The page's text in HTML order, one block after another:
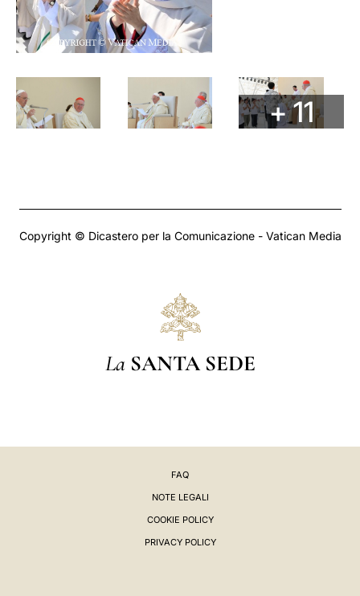
+ 11
Copyright © Dicastero per la Comunicazione - Vatican Media
La SANTA SEDE
FAQ
NOTE LEGALI
COOKIE POLICY
PRIVACY POLICY